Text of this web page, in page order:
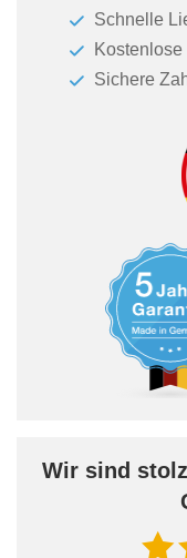
Schnelle
Kostenlose
Sichere
Wir sind